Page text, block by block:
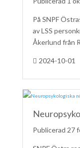
På SNPF
av LSS
Åkerlund från
2024-10-01
27